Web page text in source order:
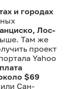
и городах
Лос-
Там же
проект
Yahoo
$69
Сан-